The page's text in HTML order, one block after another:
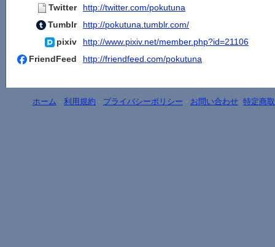
Twitter
http://twitter.com/pokutuna
Tumblr
http://pokutuna.tumblr.com/
pixiv
http://www.pixiv.net/member.php?id=21106
FriendFeed
http://friendfeed.com/pokutuna
ホーム - 利用規約 - プライバシーポリシー - お問い合わせ- 特定商